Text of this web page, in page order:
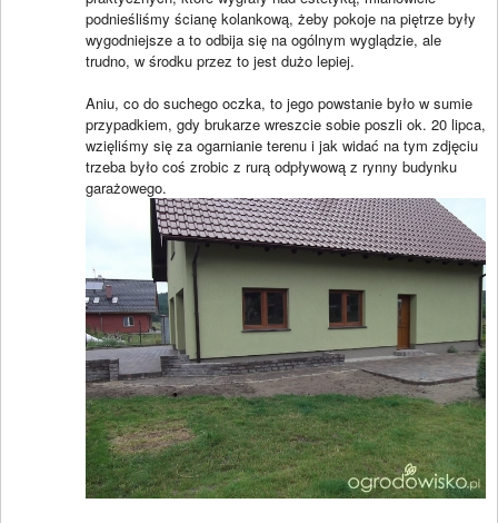
podnieśliśmy ścianę kolankową, żeby pokoje na piętrze były
wygodniejsze a to odbija się na ogólnym wyglądzie, ale
trudno, w środku przez to jest dużo lepiej.
Aniu, co do suchego oczka, to jego powstanie było w sumie
przypadkiem, gdy brukarze wreszcie sobie poszli ok. 20 lipca,
wzięliśmy się za ogarnianie terenu i jak widać na tym zdjęciu
trzeba było coś zrobic z rurą odpływową z rynny budynku
garażowego.